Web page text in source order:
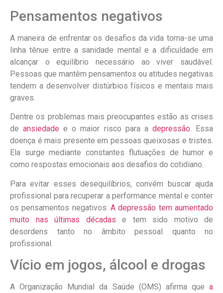
Pensamentos negativos
A maneira de enfrentar os desafios da vida torna-se uma
linha tênue entre a sanidade mental e a dificuldade em
alcançar o equilíbrio necessário ao viver saudável.
Pessoas que mantêm pensamentos ou atitudes negativas
tendem a desenvolver distúrbios físicos e mentais mais
graves.
Dentre os problemas mais preocupantes estão as crises
deansiedade e o maior risco para a depressão. Essa
doença é mais presente em pessoas queixosas e tristes.
Ela surge mediante constantes flutuações de humor e
como respostas emocionais aos desafios do cotidiano.
Para evitar esses desequilíbrios, convém buscar ajuda
profissional para recuperar a performance mental e conter
os pensamentos negativos. A depressão tem aumentado
muito nas últimas décadas e tem sido motivo de
desordens tanto no âmbito pessoal quanto no
profissional.
Vício em jogos, álcool e drogas
A Organização Mundial da Saúde (OMS) afirma que a